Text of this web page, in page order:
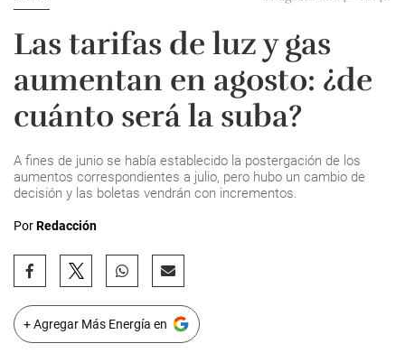
Las tarifas de luz y gas
aumentan en agosto: ¿de
cuánto será la suba?
A fines de junio se había establecido la postergación de los
aumentos correspondientes a julio, pero hubo un cambio de
decisión y las boletas vendrán con incrementos.
PorRedacción
+ Agregar Más Energía en